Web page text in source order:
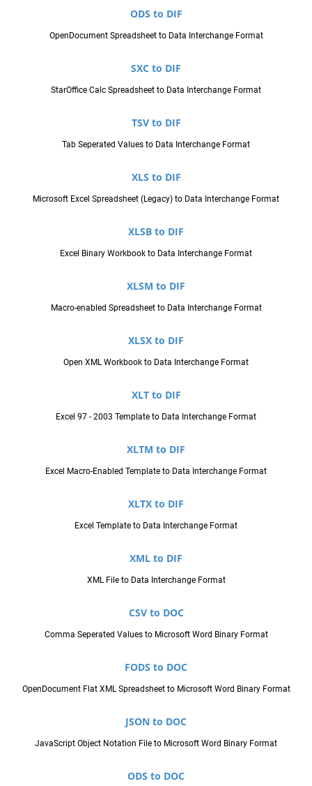
ODS to DIF
OpenDocument Spreadsheet to Data Interchange Format
SXC to DIF
StarOffice Calc Spreadsheet to Data Interchange Format
TSV to DIF
Tab Seperated Values to Data Interchange Format
XLS to DIF
Microsoft Excel Spreadsheet (Legacy) to Data Interchange Format
XLSB to DIF
Excel Binary Workbook to Data Interchange Format
XLSM to DIF
Macro-enabled Spreadsheet to Data Interchange Format
XLSX to DIF
Open XML Workbook to Data Interchange Format
XLT to DIF
Excel 97 - 2003 Template to Data Interchange Format
XLTM to DIF
Excel Macro-Enabled Template to Data Interchange Format
XLTX to DIF
Excel Template to Data Interchange Format
XML to DIF
XML File to Data Interchange Format
CSV to DOC
Comma Seperated Values to Microsoft Word Binary Format
FODS to DOC
OpenDocument Flat XML Spreadsheet to Microsoft Word Binary Format
JSON to DOC
JavaScript Object Notation File to Microsoft Word Binary Format
ODS to DOC